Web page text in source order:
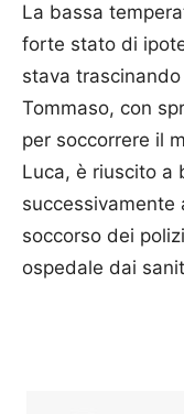
La bassa
forte stato di
stava
Tommaso, con
per soccorrere il
Luca, è riuscito a
successivamente
soccorso dei
ospedale dai